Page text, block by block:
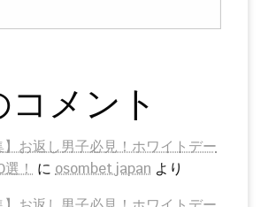
メント
】お返し男子必見！ホワイトデー
！ に osombet japan より